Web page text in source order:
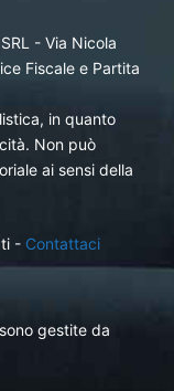
- Via Nicola
Fiscale e Partita
in quanto
Non può
ai sensi della
- Contattaci
gestite da